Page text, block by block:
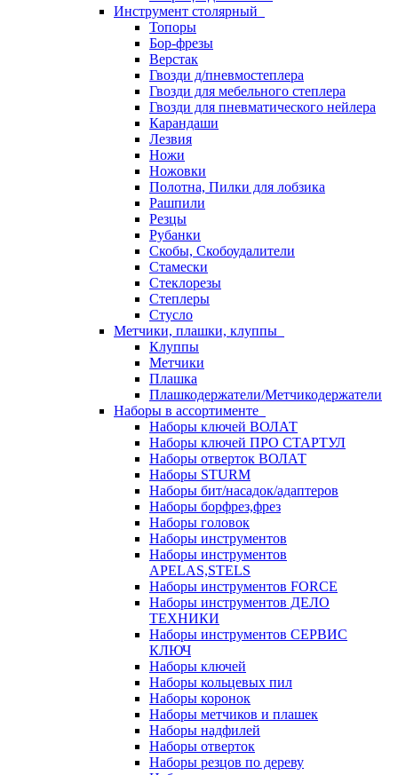
Инструмент столярный
Топоры
Бор-фрезы
Верстак
Гвозди д/пневмостеплера
Гвозди для мебельного степлера
Гвозди для пневматического нейлера
Карандаши
Лезвия
Ножи
Ножовки
Полотна, Пилки для лобзика
Рашпили
Резцы
Рубанки
Скобы, Скобоудалители
Стамески
Стеклорезы
Степлеры
Стусло
Метчики, плашки, клуппы
Клуппы
Метчики
Плашка
Плашкодержатели/Метчикодержатели
Наборы в ассортименте
Наборы ключей ВОЛАТ
Наборы ключей ПРО СТАРТУЛ
Наборы отверток ВОЛАТ
Наборы STURM
Наборы бит/насадок/адаптеров
Наборы борфрез,фрез
Наборы головок
Наборы инструментов
Наборы инструментов
APELAS,STELS
Наборы инструментов FORCE
Наборы инструментов ДЕЛО
ТЕХНИКИ
Наборы инструментов СЕРВИС
КЛЮЧ
Наборы ключей
Наборы кольцевых пил
Наборы коронок
Наборы метчиков и плашек
Наборы надфилей
Наборы отверток
Наборы резцов по дереву